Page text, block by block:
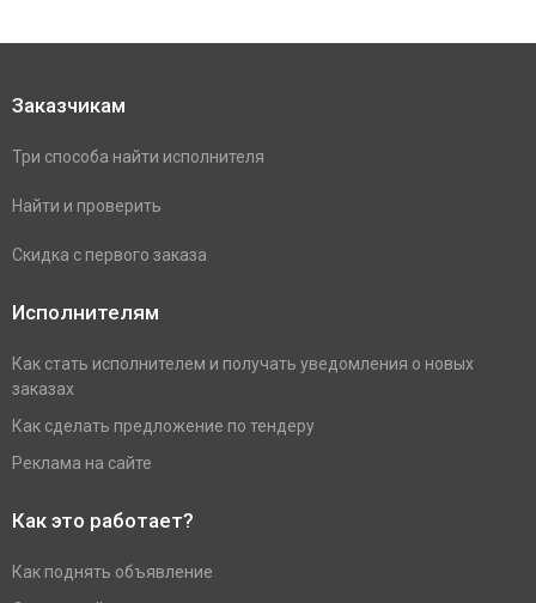
Заказчикам
Три способа найти исполнителя
Найти и проверить
Скидка с первого заказа
Исполнителям
Как стать исполнителем и получать уведомления о новых
заказах
Как сделать предложение по тендеру
Реклама на сайте
Как это работает?
Как поднять объявление